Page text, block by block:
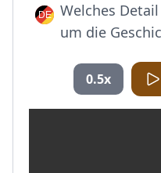
Welches
um die
0.5x